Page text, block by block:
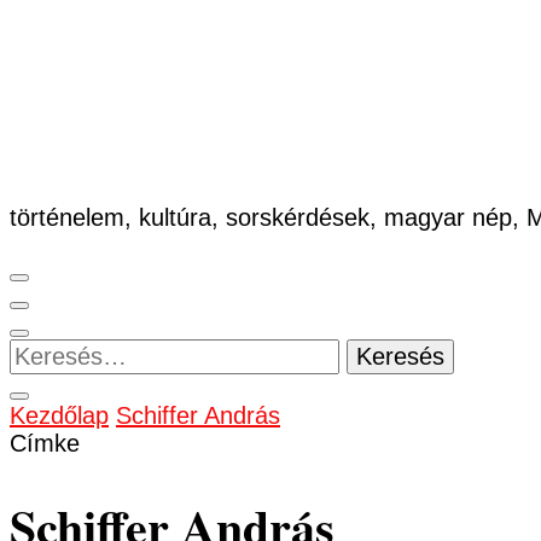
történelem, kultúra, sorskérdések, magyar nép,
Keresés:
Kezdőlap Schiffer András
Címke
Schiffer András